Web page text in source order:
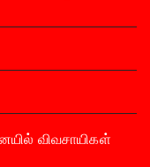
விவசாயிகள்